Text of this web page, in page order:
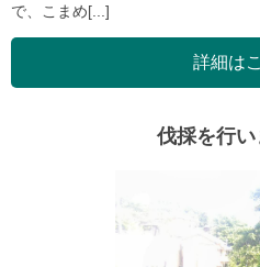
で、こまめ[...]
詳細は
伐採を行い